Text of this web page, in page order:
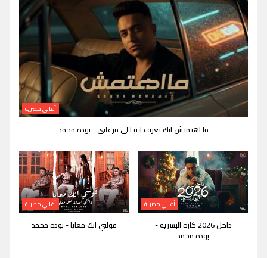
أغاني مصرية
ما اهتمتش انك تعرف ايه اللي مزعلني - بوده محمد
أغاني مصرية
داخل 2026 كاره البشريه -
بوده محمد
أغاني مصرية
قولتي انك معايا - بوده محمد